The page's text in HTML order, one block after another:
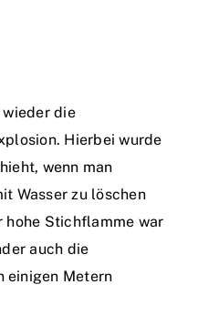
die
Hierbei wurde
wenn man
Wasser zu löschen
hohe Stichflamme war
auch die
einigen Metern